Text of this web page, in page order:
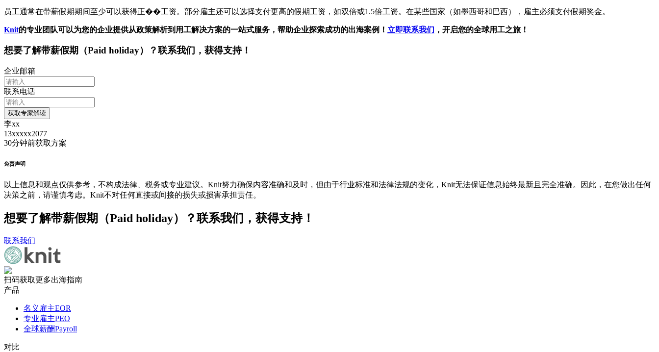
员工通常在带薪假期期间至少可以获得正��工资。部分雇主还可以选择支付更高的假期工资，如双倍或1.5倍工资。在某些国家（如墨西哥和巴西），雇主必须支付假期奖金。
Knit的专业团队可以为您的企业提供从政策解析到用工解决方案的一站式服务，帮助企业探索成功的出海案例！ 立即联系我们 ，开启您的全球用工之旅！
想要了解带薪假期（Paid holiday） ？联系我们，获得支持！
企业邮箱
联系电话
获取专家解读
李xx
13xxxxx2077
30分钟前获取方案
免责声明
以上信息和观点仅供参考，不构成法律、税务或专业建议。Knit努力确保内容准确和及时，但由于行业标准和法律法规的变化，Knit无法保证信息始终最新且完全准确。因此，在您做出任何
决策之前，请谨慎考虑。Knit不对任何直接或间接的损失或损害承担责任。
想要了解带薪假期（Paid holiday）？联系我们，获得支持！
联系我们
扫码获取更多出海指南
产品
名义雇主EOR
专业雇主PEO
全球薪酬Payroll
对比